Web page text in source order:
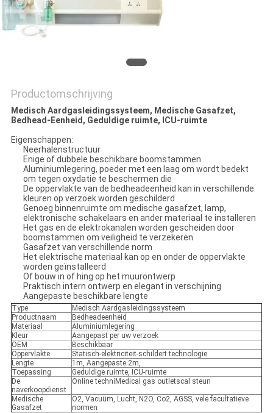
Productomschrijving
Medisch Aardgasleidingssysteem, Medische Gasafzet,
Bedhead-Eenheid, Geduldige ruimte, ICU-ruimte
Eigenschappen:
Neerhalenstructuur
Enige of dubbele beschikbare boomstammen
Aluminiumlegering, poeder met een laag om wordt bedekt
om tegen oxydatie te beschermen die
De oppervlakte van de bedheadeenheid kan in verschillende
kleuren op verzoek worden geschilderd
Genoeg binnenruimte om medische gasafzet, lamp,
elektronische schakelaars en ander materiaal te installeren
Het gas en de elektrokanalen worden gescheiden door
boomstammen om veiligheid te verzekeren
Gasafzet van verschillende norm
Het elektrische materiaal kan op en onder de oppervlakte
worden geïnstalleerd
Of bouw in of hing op het muurontwerp
Praktisch intern ontwerp en elegant in verschijning
Aangepaste beschikbare lengte
Type
Medisch Aardgasleidingssysteem
Productnaam
Bedheadeenheid
Materiaal
Aluminiumlegering
Kleur
Aangepast per uw verzoek
OEM
Beschikbaar
Oppervlakte
Statisch-elektriciteit-schildert technologie
Lengte
1m, Aangepaste 2m,
Toepassing
Geduldige ruimte, ICU-ruimte
De
naverkoopdienst
Online techniMedical gas outletscal steun
Medische
Gasafzet
O2, Vacuüm, Lucht, N2O, Co2, AGSS, vele facultatieve
normen